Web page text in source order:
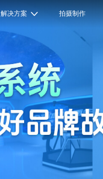
解决方案 拍摄制作